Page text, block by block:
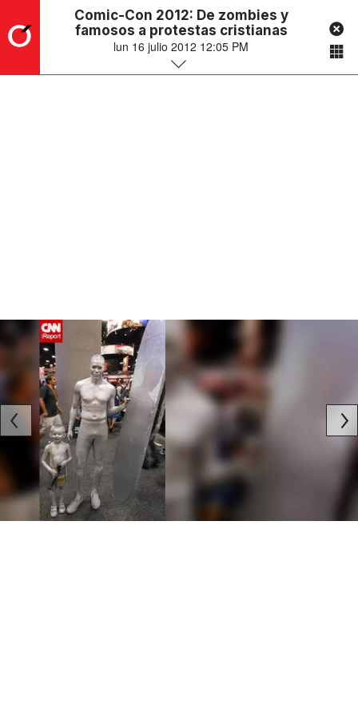
Comic-Con 2012: De zombies y
famosos a protestas cristianas
lun 16 julio 2012 12:05 PM